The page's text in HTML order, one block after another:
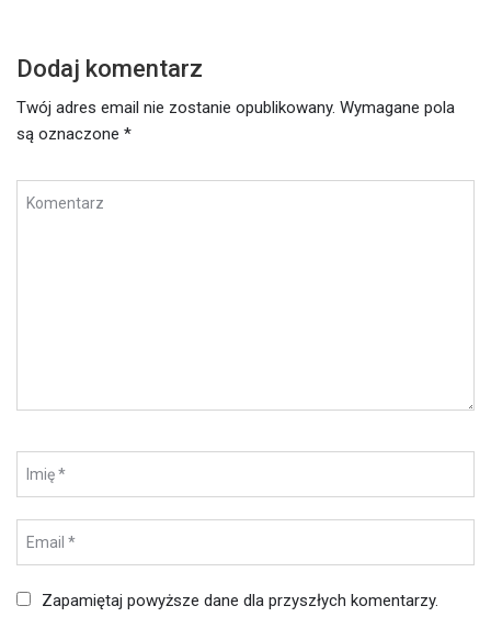
Dodaj komentarz
Twój adres email nie zostanie opublikowany. Wymagane pola
są oznaczone *
Zapamiętaj powyższe dane dla przyszłych komentarzy.